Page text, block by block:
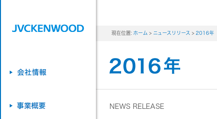
現在位置: ホーム > ニュースリリース > 2016年
NEWS RELEASE